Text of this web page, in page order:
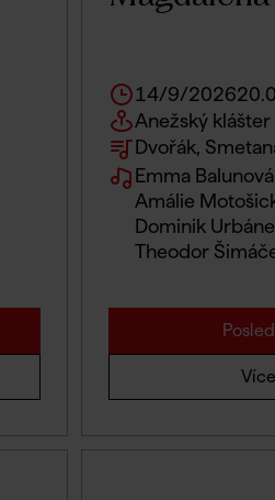
14/9/2026
Anežský klášter
Dvořák,
Emma Balunová
Amálie
Dominik
Theodor